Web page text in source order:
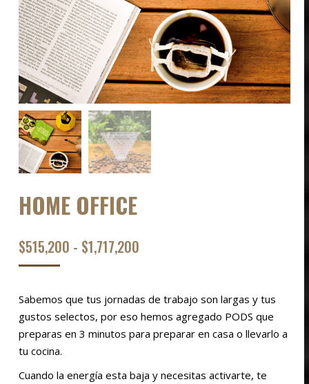
HOME OFFICE
$515,200 - $1,717,200RANGO
DESDE
$515,200
HASTA
Sabemos que tus jornadas de trabajo son largas y tus
gustos selectos, por eso hemos agregado PODS que
preparas en 3 minutos para preparar en casa o llevarlo a
tu cocina.
Cuando la energía esta baja y necesitas activarte, te